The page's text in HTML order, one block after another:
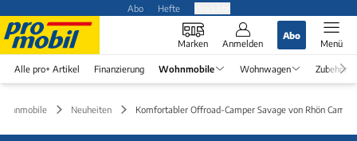
Abo Hefte
Marken Anmelden
Abo
Menü
Alle pro+ Artikel Finanzierung Wohnmobile Wohnwagen Zubehör
Neuheiten Komfortabler Offroad-Camper Savage von Rhön Camp